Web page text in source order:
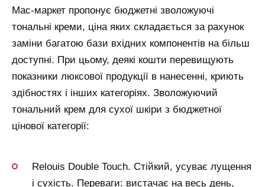
Мас-маркет пропонує бюджетні зволожуючі
тональні креми, ціна яких складається за рахунок
заміни багатою бази вхідних компонентів на більш
доступні. При цьому, деякі кошти перевищують
показники люксової продукції в нанесенні, криють
здібностях і інших категоріях. Зволожуючий
тональний крем для сухої шкіри з бюджетної
цінової категорії:
Relouis Double Touch. Стійкий, усуває лущення
і сухість. Переваги: вистачає на весь день,